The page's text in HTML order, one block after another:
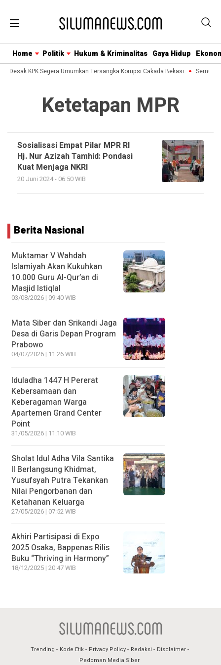
Home Politik Hukum & Kriminalitas Gaya Hidup
Desak KPK Segera Umumkan Tersangka Korupsi Cakada Bekasi Semua
Ketetapan MPR
Sosialisasi Empat Pilar MPR RI
Hj. Nur Azizah Tamhid: Pondasi
Kuat Menjaga NKRI
20 Juni 2024 - 06:50 WIB
Berita Nasional
Muktamar V Wahdah
Islamiyah Akan Kukuhkan
10.000 Guru Al-Qur’an di
Masjid Istiqlal
03/08/2026 | 09:40 WIB
Mata Siber dan Srikandi Jaga
Desa di Garis Depan Program
Prabowo
04/07/2026 | 11:26 WIB
Iduladha 1447 H Pererat
Kebersamaan dan
Keberagaman Warga
Apartemen Grand Center
Point
31/05/2026 | 11:10 WIB
Sholat Idul Adha Vila Santika
II Berlangsung Khidmat,
Yusufsyah Putra Tekankan
Nilai Pengorbanan dan
Ketahanan Keluarga
27/05/2026 | 07:52 WIB
Akhiri Partisipasi di Expo
2025 Osaka, Bappenas Rilis
Buku “Thriving in Harmony”
18/12/2025 | 20:47 WIB
Trending Kode Etik Privacy Policy Redaksi
Disclaimer
Pedoman Media Siber